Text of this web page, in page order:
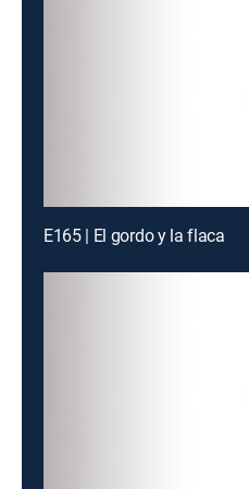
E165 | El gordo y la flaca